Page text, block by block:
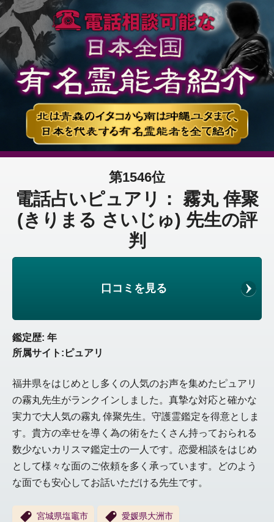
第1546位
電話占いピュアリ： 霧丸 倖聚
(きりまる さいじゅ) 先生の評
判
口コミを見る
鑑定歴: 年
所属サイト:ピュアリ
福井県をはじめとし多くの人気のお声を集めたピュアリ
の霧丸先生がランクインしました。真摯な対応と確かな
実力で大人気の霧丸 倖聚先生。守護霊鑑定を得意としま
す。貴方の幸せを導く為の術をたくさん持っておられる
数少ないカリスマ鑑定士の一人です。恋愛相談をはじめ
として様々な面のご依頼を多く承っています。どのよう
な面でも安心してお話いただける先生です。
宮城県塩竈市 愛媛県大洲市